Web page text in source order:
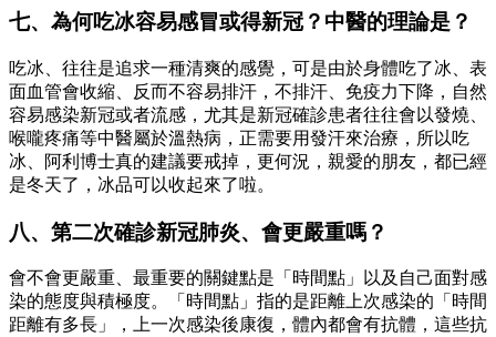
七、為何吃冰容易感冒或得新冠？中醫的理論是？
吃冰、往往是追求一種清爽的感覺，可是由於身體吃了冰、表
面血管會收縮、反而不容易排汗，不排汗、免疫力下降，自然
容易感染新冠或者流感，尤其是新冠確診患者往往會以發燒、
喉嚨疼痛等中醫屬於溫熱病，正需要用發汗來治療，所以吃
冰、阿利博士真的建議要戒掉，更何況，親愛的朋友，都已經
是冬天了，冰品可以收起來了啦。
八、第二次確診新冠肺炎、會更嚴重嗎？
會不會更嚴重、最重要的關鍵點是「時間點」以及自己面對感
染的態度與積極度。「時間點」指的是距離上次感染的「時間
距離有多長」，上一次感染後康復，體內都會有抗體，這些抗